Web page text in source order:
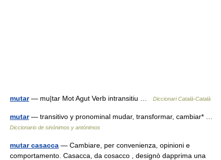
mutar— mu|tar Mot Agut Verb intransitiu … Diccionari Català-Català
mutar— transitivo y pronominal mudar, transformar, cambiar* …
Diccionario de sinónimos y antónimos
mutar casacca — Cambiare, per convenienza, opinioni e
comportamento. Casacca, da cosacco , designò dapprima una